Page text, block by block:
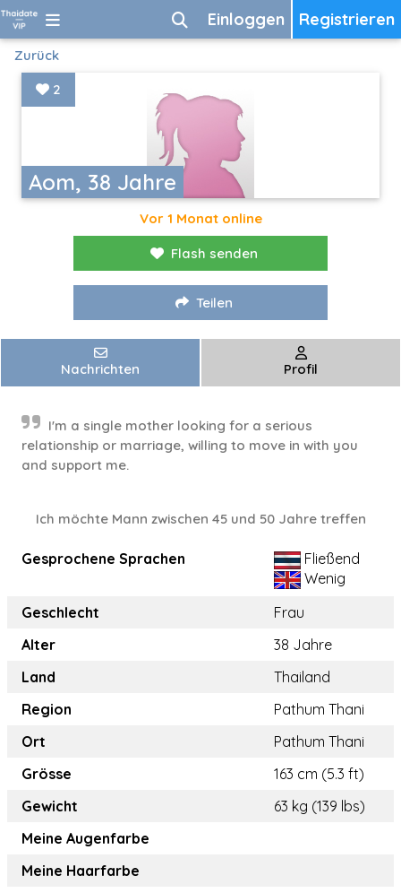
Registrieren
Einloggen
Zurück
Aom, 38 Jahre
2
Vor 1 Monat online
Flash senden
Teilen
Nachrichten Profil
I'm a single mother looking for a serious
relationship or marriage, willing to move in with you
and support me.
Ich möchte Mann zwischen 45 und 50 Jahre treffen
Gesprochene Sprachen
Fließend
Wenig
Geschlecht
Frau
Alter
38 Jahre
Land
Thailand
Region
Pathum Thani
Ort
Pathum Thani
Grösse
163 cm (5.3 ft)
Gewicht
63 kg (139 lbs)
Meine Augenfarbe
Meine Haarfarbe